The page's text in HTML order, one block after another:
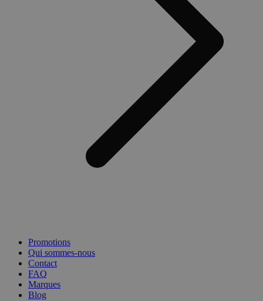
Promotions
Qui sommes-nous
Contact
FAQ
Marques
Blog